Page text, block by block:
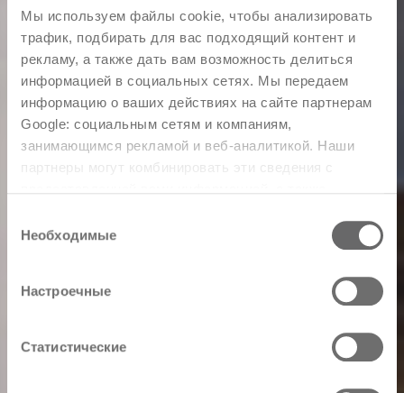
Мы используем файлы cookie, чтобы анализировать
трафик, подбирать для вас подходящий контент и
рекламу, а также дать вам возможность делиться
информацией в социальных сетях. Мы передаем
информацию о ваших действиях на сайте партнерам
Google: социальным сетям и компаниям,
занимающимся рекламой и веб-аналитикой. Наши
партнеры могут комбинировать эти сведения с
вами их сервисов.
согласия
Необходимые
Настроечные
Статистические